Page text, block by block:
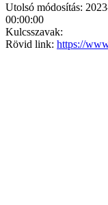
Utolsó módosítás:
00:00:00
Kulcsszavak:
Rövid link: https://